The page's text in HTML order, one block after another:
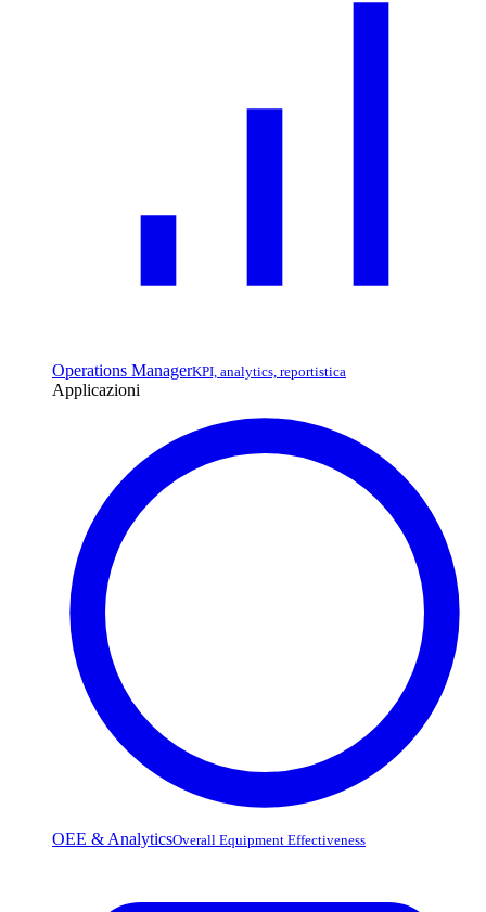
Operations ManagerKPI, analytics, reportistica
Applicazioni
OEE & AnalyticsOverall Equipment Effectiveness